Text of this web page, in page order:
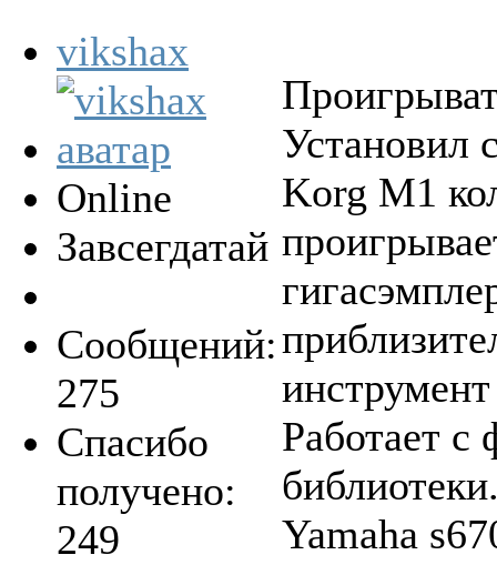
vikshax
Online
Завсегдатай
Сообщений:
275
Спасибо
получено:
249
Установил
Korg M1
Работает с
Yamaha